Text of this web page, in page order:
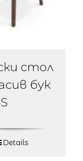
стол
бук
Details